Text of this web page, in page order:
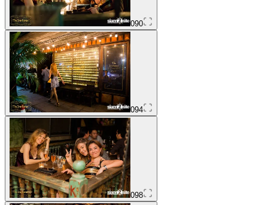
090
094
098